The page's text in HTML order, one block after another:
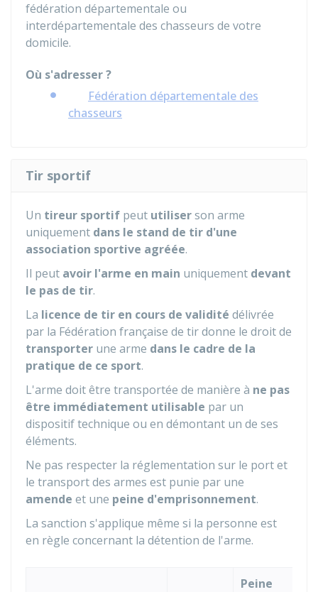
fédération départementale ou
interdépartementale des chasseurs de votre
domicile.
Où s'adresser ?
Fédération départementale des
chasseurs
Tir sportif
Un tireur sportif peut utiliserson arme
uniquement dans le stand de tir d'une
association sportive agréée.
Il peut avoir l'arme en main uniquement devant
le pas de tir.
La licence de tir en cours de validité délivrée
par la Fédération française de tir donne le droit de
transporter une arme dans le cadre de la
pratique de ce sport.
L'arme doit être transportée de manière à ne pas
être immédiatement utilisable par un
dispositif technique ou en démontant un de ses
éléments.
Ne pas respecter la réglementation sur le port et
le transport des armes est punie par une
amende et une peine d'emprisonnement.
La sanction s'applique même si la personne est
en règle concernant la détention de l'arme.
Peine